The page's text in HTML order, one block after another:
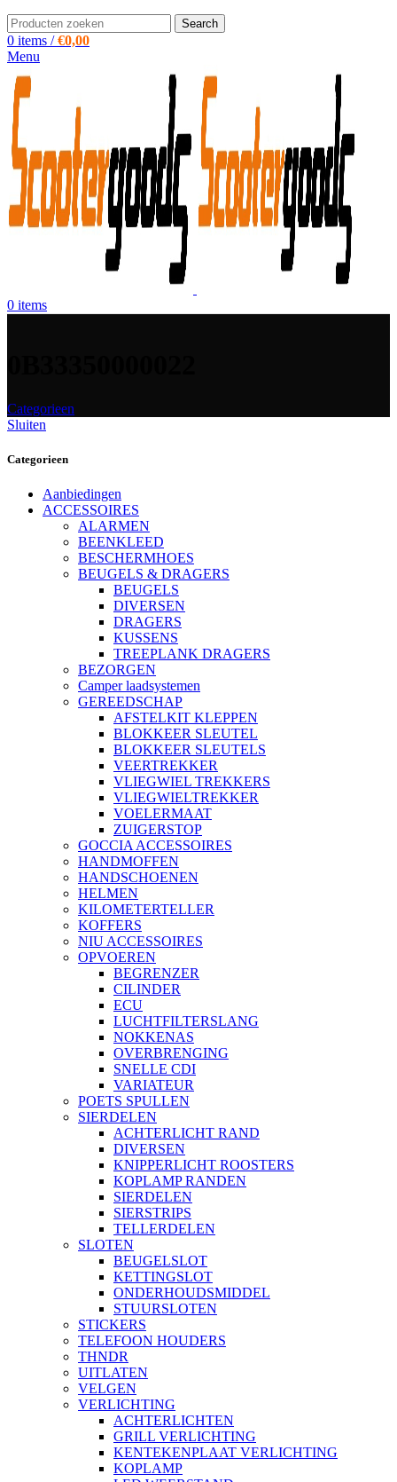
Search
0 items / €0,00
Menu
0 items
Categorieen
Sluiten
Categorieen
Aanbiedingen
ACCESSOIRES
ALARMEN
BEENKLEED
BESCHERMHOES
BEUGELS & DRAGERS
BEUGELS
DIVERSEN
DRAGERS
KUSSENS
TREEPLANK DRAGERS
BEZORGEN
Camper laadsystemen
GEREEDSCHAP
AFSTELKIT KLEPPEN
BLOKKEER SLEUTEL
BLOKKEER SLEUTELS
VEERTREKKER
VLIEGWIEL TREKKERS
VLIEGWIELTREKKER
VOELERMAAT
ZUIGERSTOP
GOCCIA ACCESSOIRES
HANDMOFFEN
HANDSCHOENEN
HELMEN
KILOMETERTELLER
KOFFERS
NIU ACCESSOIRES
OPVOEREN
BEGRENZER
CILINDER
ECU
LUCHTFILTERSLANG
NOKKENAS
OVERBRENGING
SNELLE CDI
VARIATEUR
POETS SPULLEN
SIERDELEN
ACHTERLICHT RAND
DIVERSEN
KNIPPERLICHT ROOSTERS
KOPLAMP RANDEN
SIERDELEN
SIERSTRIPS
TELLERDELEN
SLOTEN
BEUGELSLOT
KETTINGSLOT
ONDERHOUDSMIDDEL
STUURSLOTEN
STICKERS
TELEFOON HOUDERS
THNDR
UITLATEN
VELGEN
VERLICHTING
ACHTERLICHTEN
GRILL VERLICHTING
KENTEKENPLAAT VERLICHTING
KOPLAMP